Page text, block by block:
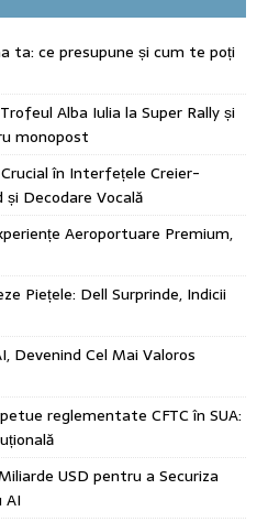
ta: ce presupune și cum te poți
Alba Iulia la Super Rally și
monopost
în Interfețele Creier-
Decodare Vocală
Aeroportuare Premium,
Piețele: Dell Surprinde, Indicii
Devenind Cel Mai Valoros
reglementate CFTC în SUA:
USD pentru a Securiza
AI